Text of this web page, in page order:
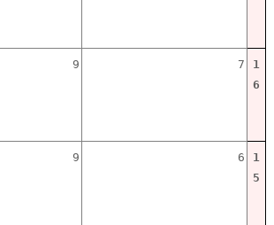
9 7
1
6
9 6
1
5